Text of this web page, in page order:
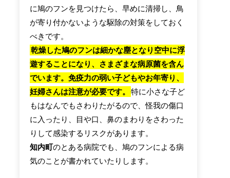
に鳩のフンを見つけたら、早めに清掃し、鳥
が寄り付かないような駆除の対策をしておく
べきです。
乾燥した鳩のフンは細かな塵となり空中に浮
遊することになり、さまざまな病原菌を含ん
でいます。免疫力の弱い子どもやお年寄り、
妊婦さんは注意が必要です。
特に小さな子ど
もはなんでもさわりたがるので、怪我の傷口
に入ったり、目や口、鼻のまわりをさわった
りして感染するリスクがあります。
知内町のとある病院でも、鳩のフンによる病
気のことが書かれていたりします。